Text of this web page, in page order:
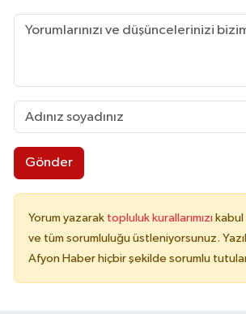
Gönder
Yorum yazarak topluluk kurallarımızı kabul
ve tüm sorumluluğu üstleniyorsunuz.
Afyon Haber hiçbir şekilde sorumlu